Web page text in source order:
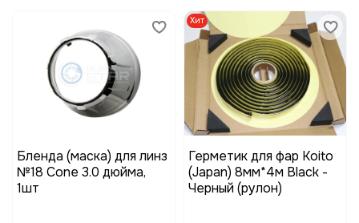
Бленда (маска) для линз
№18 Cone 3.0 дюйма,
1шт
Хит
Герметик для фар Koito
(Japan) 8мм*4м Black -
Черный (рулон)